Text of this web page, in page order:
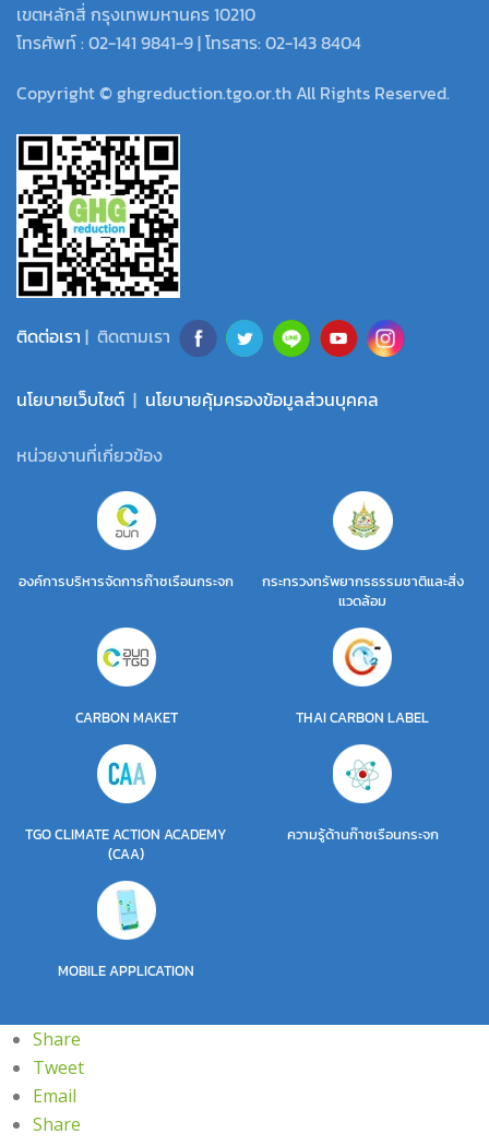
เขตหลักสี่ กรุงเทพมหานคร 10210
โทรศัพท์ : 02-141 9841-9 | โทรสาร: 02-143 8404
Copyright © ghgreduction.tgo.or.th All Rights Reserved.
ติดต่อเรา | ติดตามเรา
นโยบายเว็บไซต์ | นโยบายคุ้มครองข้อมูลส่วนบุคคล
หน่วยงานที่เกี่ยวข้อง
องค์การบริหารจัดการก๊าซเรือนกระจก
กระทรวงทรัพยากรธรรมชาติและสิ่ง
แวดล้อม
CARBON MAKET THAI CARBON LABEL
TGO CLIMATE ACTION ACADEMY
(CAA)
ความรู้ด้านก๊าซเรือนกระจก
MOBILE APPLICATION
Share
Tweet
Email
Share